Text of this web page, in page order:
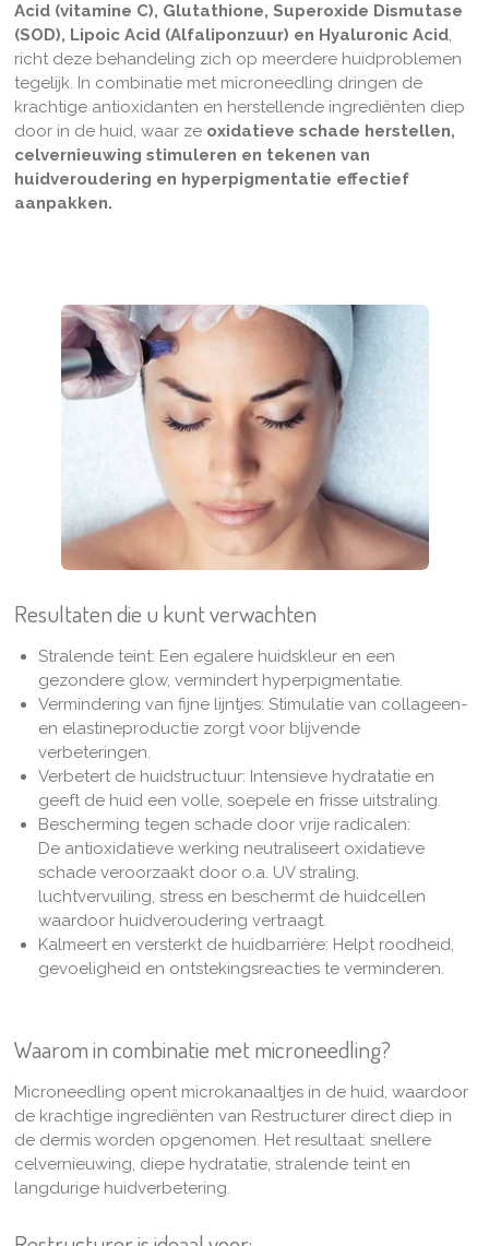
Acid (vitamine C), Glutathione, Superoxide Dismutase
(SOD), Lipoic Acid (Alfaliponzuur) en Hyaluronic Acid,
richt deze behandeling zich op meerdere huidproblemen
tegelijk. In combinatie met microneedling dringen de
krachtige antioxidanten en herstellende ingrediënten diep
door in de huid, waar ze oxidatieve schade herstellen,
celvernieuwing stimuleren en tekenen van
huidveroudering en hyperpigmentatie effectief
aanpakken.
Resultaten die u kunt verwachten
Stralende teint: Een egalere huidskleur en een
gezondere glow, vermindert hyperpigmentatie.
Vermindering van fijne lijntjes: Stimulatie van collageen-
en elastineproductie zorgt voor blijvende
verbeteringen.
Verbetert de huidstructuur: Intensieve hydratatie en
geeft de huid een volle, soepele en frisse uitstraling.
Bescherming tegen schade door vrije radicalen:
De antioxidatieve werking neutraliseert oxidatieve
schade veroorzaakt door o.a. UV straling,
luchtvervuiling, stress en beschermt de huidcellen
waardoor huidveroudering vertraagt.
Kalmeert en versterkt de huidbarrière: Helpt roodheid,
gevoeligheid en ontstekingsreacties te verminderen.
Waarom in combinatie met microneedling?
Microneedling opent microkanaaltjes in de huid, waardoor
de krachtige ingrediënten van Restructurer direct diep in
de dermis worden opgenomen. Het resultaat: snellere
celvernieuwing, diepe hydratatie, stralende teint en
langdurige huidverbetering.